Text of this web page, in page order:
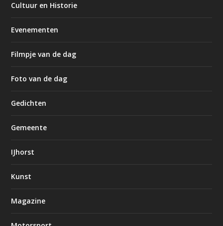
Cultuur en Historie
Evenementen
Filmpje van de dag
Foto van de dag
Gedichten
Gemeente
IJhorst
Kunst
Magazine